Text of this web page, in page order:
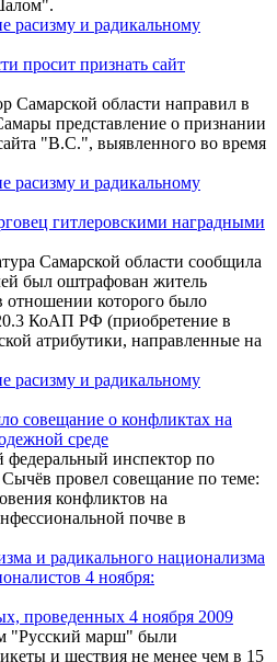
расизму и радикальному
просит признать сайт
Самарской области направил в
представление о признании
"В.С.", выявленного во время
расизму и радикальному
гитлеровскими наградными
Самарской области сообщила
был оштрафован житель
отношении которого было
КоАП РФ (приобретение в
атрибутики, направленные на
расизму и радикальному
совещание о конфликтах на
среде
федеральный инспектор по
провел совещание по теме:
конфликтов на
почве в
и радикального национализма
4 ноября:
проведенных 4 ноября 2009
"Русский марш" были
и шествия не менее чем в 15